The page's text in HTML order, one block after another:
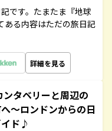
です。たまたま『地球
ある内容はただの旅日記
詳細を見る
タベリーと周辺の
～ロンドンからの日
ド♪